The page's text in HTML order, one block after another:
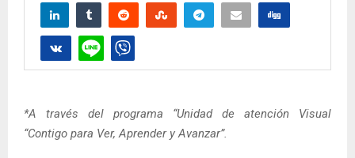
*A través del programa “Unidad de atención Visual
“Contigo para Ver, Aprender y Avanzar”.